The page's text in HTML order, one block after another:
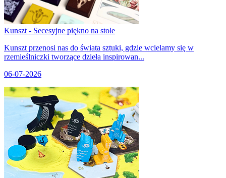
Kunszt - Secesyjne piękno na stole
Kunszt przenosi nas do świata sztuki, gdzie wcielamy się w
rzemieślniczki tworzące dzieła inspirowan...
06-07-2026